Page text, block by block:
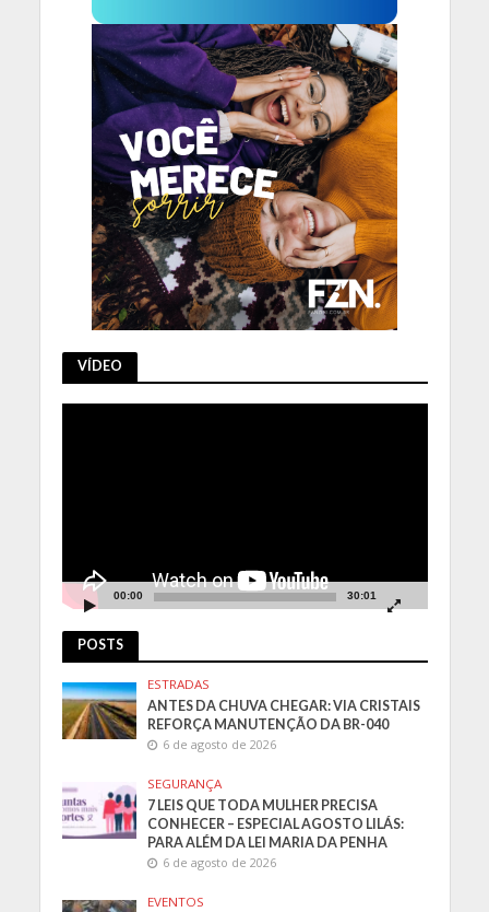
VÍDEO
00:00 30:01
POSTS
ESTRADAS
ANTES DA CHUVA CHEGAR: VIA CRISTAIS
REFORÇA MANUTENÇÃO DA BR-040
6 de agosto de 2026
SEGURANÇA
7 LEIS QUE TODA MULHER PRECISA
CONHECER – ESPECIAL AGOSTO LILÁS:
PARA ALÉM DA LEI MARIA DA PENHA
6 de agosto de 2026
EVENTOS